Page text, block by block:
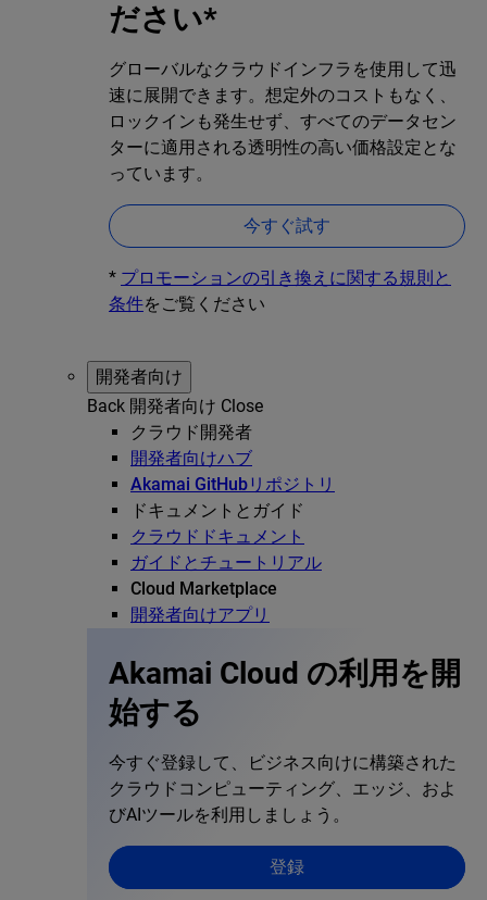
ださい*
グローバルなクラウドインフラを使用して迅
速に展開できます。想定外のコストもなく、
ロックインも発生せず、すべてのデータセン
ターに適用される透明性の高い価格設定とな
っています。
今すぐ試す
* プロモーションの引き換えに関する規則と
条件をご覧ください
開発者向け
Back 開発者向け Close
クラウド開発者
開発者向けハブ
Akamai GitHubリポジトリ
ドキュメントとガイド
クラウドドキュメント
ガイドとチュートリアル
Cloud Marketplace
開発者向けアプリ
Akamai Cloud の利用を開
始する
今すぐ登録して、ビジネス向けに構築された
クラウドコンピューティング、エッジ、およ
びAIツールを利用しましょう。
登録